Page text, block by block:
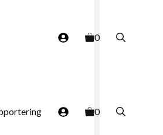
0
0